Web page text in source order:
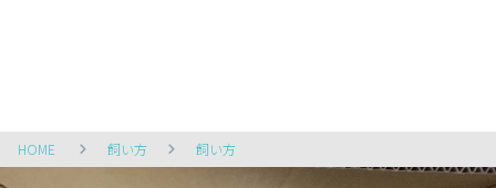
HOME 飼い方 飼い方